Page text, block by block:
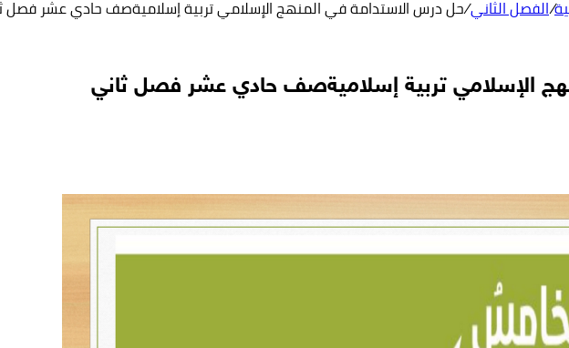
/الفصل الثاني/حل درس الاستدامة في المنهج الإسلامي تربية إسلاميةصف حادي عشر فصل
الإسلامي تربية إسلاميةصف حادي عشر فصل ثاني